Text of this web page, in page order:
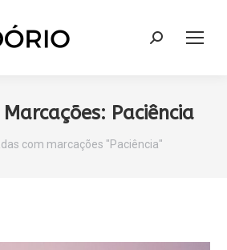
Search:
Paciência
com marcações "Paciência"